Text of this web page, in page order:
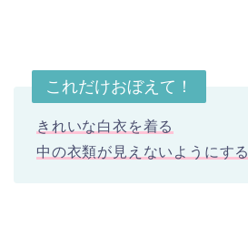
これだけおぼえて！
きれいな白衣を着る
中の衣類が見えないようにする